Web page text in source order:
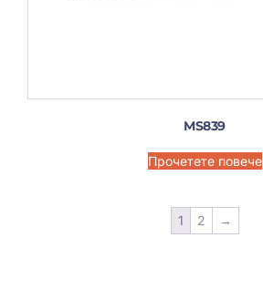
MS839
Прочетете повече
1 2 →